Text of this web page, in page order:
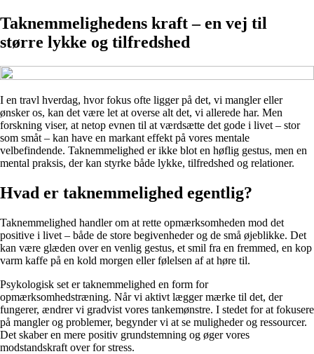
Taknemmelighedens kraft – en vej til
større lykke og tilfredshed
I en travl hverdag, hvor fokus ofte ligger på det, vi mangler eller
ønsker os, kan det være let at overse alt det, vi allerede har. Men
forskning viser, at netop evnen til at værdsætte det gode i livet – stor
som småt – kan have en markant effekt på vores mentale
velbefindende. Taknemmelighed er ikke blot en høflig gestus, men en
mental praksis, der kan styrke både lykke, tilfredshed og relationer.
Hvad er taknemmelighed egentlig?
Taknemmelighed handler om at rette opmærksomheden mod det
positive i livet – både de store begivenheder og de små øjeblikke. Det
kan være glæden over en venlig gestus, et smil fra en fremmed, en kop
varm kaffe på en kold morgen eller følelsen af at høre til.
Psykologisk set er taknemmelighed en form for
opmærksomhedstræning. Når vi aktivt lægger mærke til det, der
fungerer, ændrer vi gradvist vores tankemønstre. I stedet for at fokusere
på mangler og problemer, begynder vi at se muligheder og ressourcer.
Det skaber en mere positiv grundstemning og øger vores
modstandskraft over for stress.